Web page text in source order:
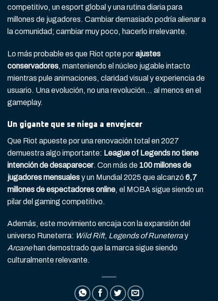
competitivo, un esport global y una rutina diaria para
millones de jugadores. Cambiar demasiado podría alienar a
la comunidad; cambiar muy poco, hacerlo irrelevante.
Lo más probable es que Riot opte porajustes
conservadores, manteniendo el núcleo jugable intacto
mientras pule animaciones, claridad visual y experiencia de
usuario. Una evolución, no una revolución… al menos en el
gameplay.
Un gigante que se niega a envejecer
Que Riot apueste por una renovación total en 2027
demuestra algo importante: League of Legends no tiene
intención de desaparecer. Con más de 100 millones de
jugadores mensualesy un Mundial 2025 que alcanzó6,7
millones de espectadores online, el MOBA sigue siendo un
pilar del gaming competitivo.
Además, este movimiento encaja con la expansión del
universo Runeterra: Wild Rift, Legends of Runeterray
Arcanehan demostrado que la marca sigue siendo
culturalmente relevante.